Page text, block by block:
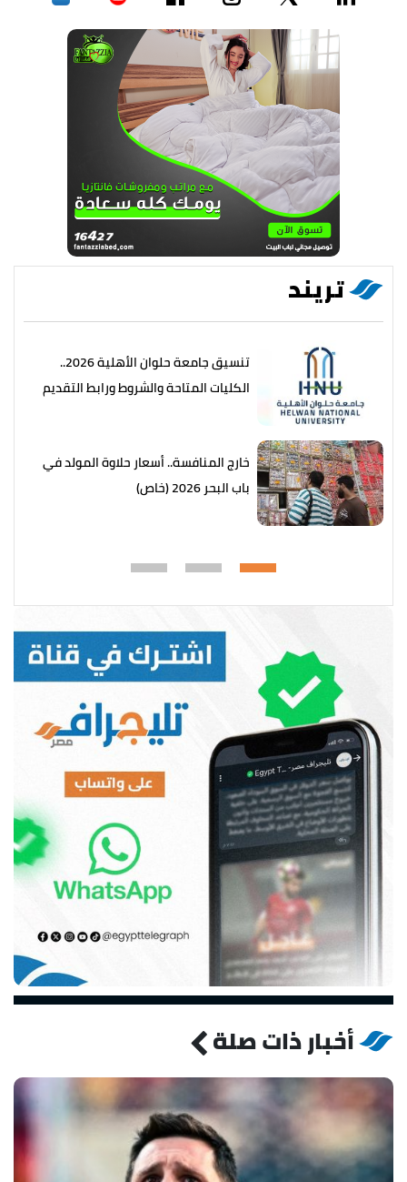
تريند
تنسيق جامعة حلوان الأهلية 2026..
الكليات المتاحة والشروط ورابط التقديم
خارج المنافسة.. أسعار حلاوة المولد في
باب البحر 2026 (خاص)
أخبار ذات صلة